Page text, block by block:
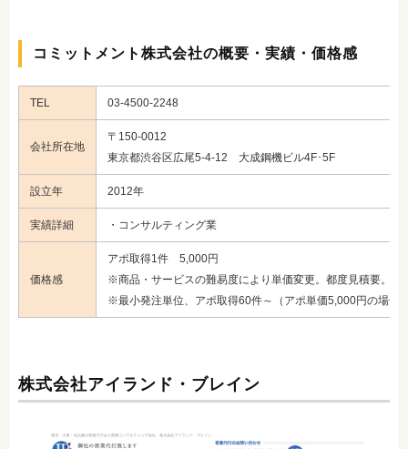
コミットメント株式会社の概要・実績・価格感
TEL 03-4500-2248
会社所在地
〒150-0012
東京都渋谷区広尾5-4-12 大成鋼機ビル4F･5F
設立年 2012年
実績詳細 ・コンサルティング業
価格感
アポ取得1件 5,000円
※商品・サービスの難易度により単価変更。都度見積要。
※最小発注単位、アポ取得60件～（アポ単価5,000円の場合
株式会社アイランド・ブレイン